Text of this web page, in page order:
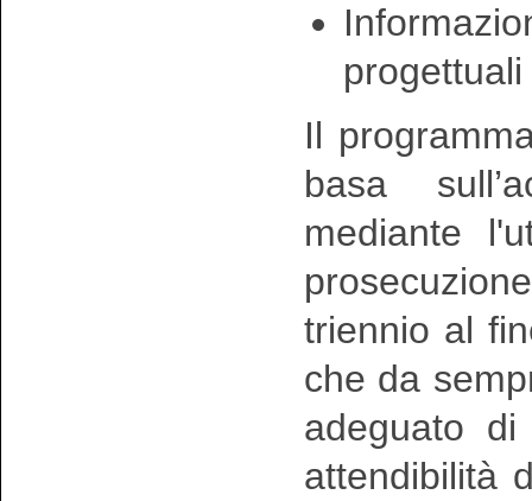
progettuali
Il
basa
mediante
triennio al
che da
adeguato
attendibilità